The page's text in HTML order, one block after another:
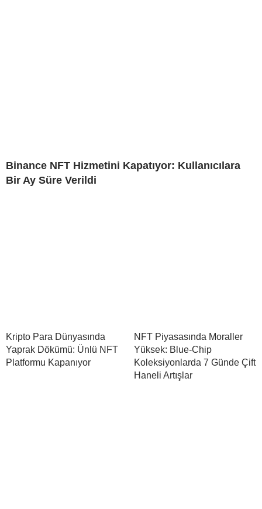
Binance NFT Hizmetini Kapatıyor: Kullanıcılara
Bir Ay Süre Verildi
Kripto Para Dünyasında
Yaprak Dökümü: Ünlü NFT
Platformu Kapanıyor
NFT Piyasasında Moraller
Yüksek: Blue-Chip
Koleksiyonlarda 7 Günde Çift
Haneli Artışlar